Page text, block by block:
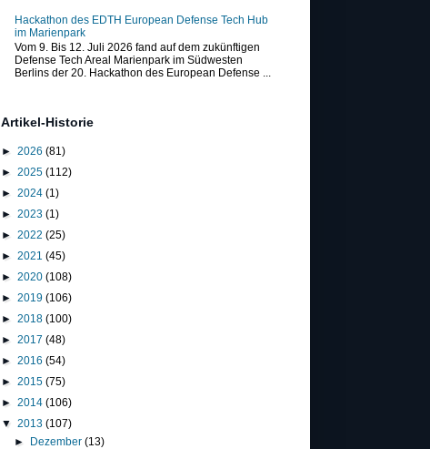
Hackathon des EDTH European Defense Tech Hub
im Marienpark
Vom 9. Bis 12. Juli 2026 fand auf dem zukünftigen
Defense Tech Areal Marienpark im Südwesten
Berlins der 20. Hackathon des European Defense ...
Artikel-Historie
► 2026 (81)
► 2025 (112)
► 2024 (1)
► 2023 (1)
► 2022 (25)
► 2021 (45)
► 2020 (108)
► 2019 (106)
► 2018 (100)
► 2017 (48)
► 2016 (54)
► 2015 (75)
► 2014 (106)
▼ 2013 (107)
► Dezember(13)